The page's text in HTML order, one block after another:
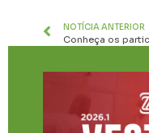
NOTÍCIA ANTERIOR